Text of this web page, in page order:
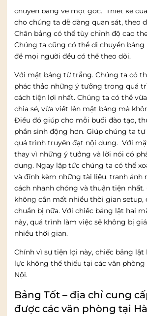
chuyển bảng về một góc. Thiết kế
cho chúng ta dễ dàng quan sát, theo
Chân bảng có thể tùy chỉnh độ cao
Chúng ta cũng có thể di chuyển bảng
để mọi người đều có thể theo dõi.
Với mặt bảng từ trắng. Chúng ta có
phác thảo những ý tưởng trong quá
cách tiện lợi nhất. Chúng ta có thể
chia sẻ, vừa viết lên mặt bảng mà
Điều đó giúp cho mỗi buổi đào tạo,
phần sinh động hơn. Giúp chúng ta
quá trình truyền đạt nội dung. Với
thay vì những ý tưởng và lời nói có
dung. Ngay lập tức chúng ta có thể
và đính kèm những tài liệu. tranh ảnh
cách nhanh chóng và thuận tiện nhất.
không cần mất nhiều thời gian setup,
chuẩn bị nữa. Với chiếc bảng lật hai
này, quá trình làm việc sẽ không bị
nhiều thời gian.
Chính vì sự tiện lợi này, chiếc bảng lật
lực không thể thiếu tại các văn phòng
Nội.
Bảng Tốt – địa chỉ cung
được các văn phòng tại